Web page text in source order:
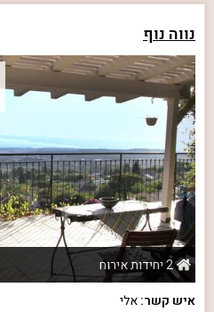
נווה נוף
2 יחידות אירוח
איש קשר:אלי